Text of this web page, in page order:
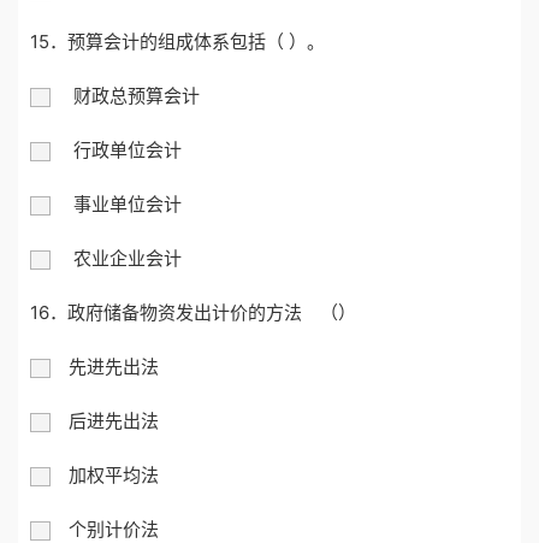
15．预算会计的组成体系包括（ ）。
财政总预算会计
行政单位会计
事业单位会计
农业企业会计
16．政府储备物资发出计价的方法 （）
先进先出法
后进先出法
加权平均法
个别计价法